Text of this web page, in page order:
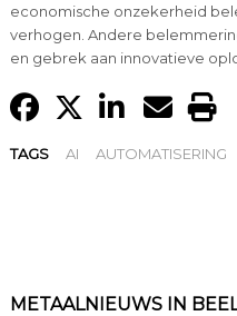
economische onzekerheid
verhogen. Andere
en gebrek aan innovatieve
TAGS AI AUTOMATISERING
METAALNIEUWS IN